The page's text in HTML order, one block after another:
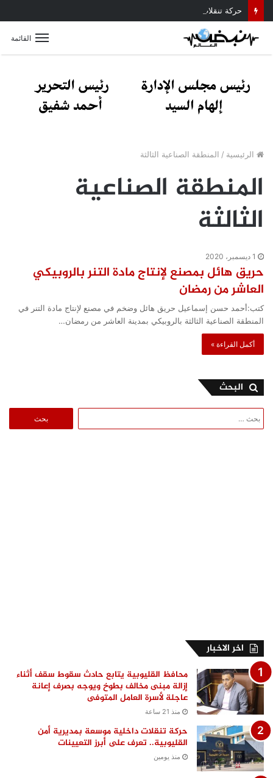
القائمة
الرئيسية / المنطقة الصناعية الثالثة
المنطقة الصناعية
الثالثة
1 ديسمبر، 2020
حريق هائل بمصنع لإنتاج مادة التنر بالروبيكي
العاشر من رمضان
كتب:أحمد حسن إسماعيل حريق هائل وضخم في مصنع لإنتاج مادة التنر في
المنطقة الصناعية الثالثة بالروبيكي بمدينة العاشر من رمضان…
أكمل القراءة »
البحث
عن:
اخر الاخبار
محافظ القليوبية يتابع حادث سقوط سقف أثناء
إزالة مبنى مخالف بطوخ ويوجه بصرف إعانة
عاجلة لأسرة العامل المتوفى
منذ 21 ساعة
حركة تنقلات داخلية موسعة بمديرية أمن
القليوبية.. تعرف على أبرز التعيينات
منذ يومين